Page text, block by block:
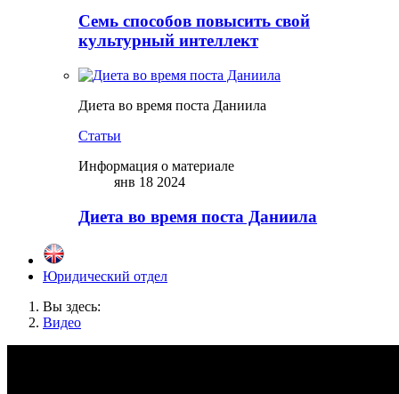
Семь способов повысить свой
культурный интеллект
Диета во время поста Даниила
Статьи
Информация о материале
янв 18 2024
Диета во время поста Даниила
Юридический отдел
Вы здесь:
Видео